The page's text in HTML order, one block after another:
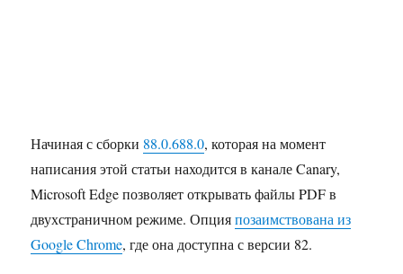
Начиная с сборки 88.0.688.0, которая на момент
написания этой статьи находится в канале Canary,
Microsoft Edge позволяет открывать файлы PDF в
двухстраничном режиме. Опцияпозаимствована из
Google Chrome, где она доступна с версии 82.